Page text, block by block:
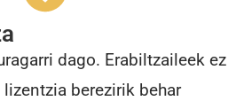
dago. Erabiltzaileek ez
berezirik behar